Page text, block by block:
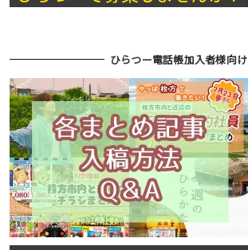
ひらつー電話帳加入者様向け